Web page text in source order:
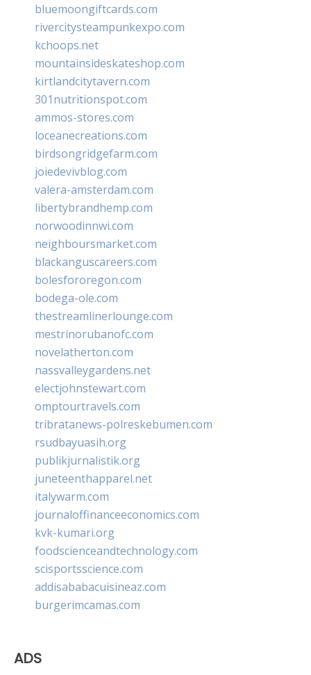
bluemoongiftcards.com
rivercitysteampunkexpo.com
kchoops.net
mountainsideskateshop.com
kirtlandcitytavern.com
301nutritionspot.com
ammos-stores.com
loceanecreations.com
birdsongridgefarm.com
joiedevivblog.com
valera-amsterdam.com
libertybrandhemp.com
norwoodinnwi.com
neighboursmarket.com
blackanguscareers.com
bolesfororegon.com
bodega-ole.com
thestreamlinerlounge.com
mestrinorubanofc.com
novelatherton.com
nassvalleygardens.net
electjohnstewart.com
omptourtravels.com
tribratanews-polreskebumen.com
rsudbayuasih.org
publikjurnalistik.org
juneteenthapparel.net
italywarm.com
journaloffinanceeconomics.com
kvk-kumari.org
foodscienceandtechnology.com
scisportsscience.com
addisababacuisineaz.com
burgerimcamas.com
ADS